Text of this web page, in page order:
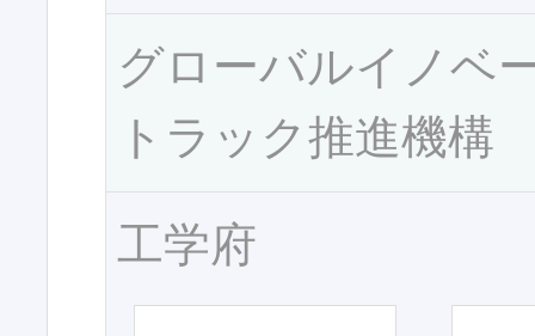
グローバルイノベ
トラック推進機構
工学府